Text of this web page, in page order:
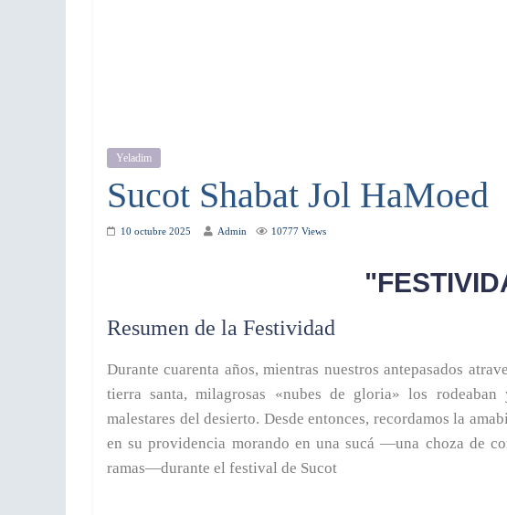
Yeladim
Sucot Shabat Jol HaMoed
10 octubre 2025 Admin 10777 Views
Resumen de la Festividad
Durante cuarenta años, mientras nuestros antepasados
tierra santa, milagrosas «nubes de gloria» los
malestares del desierto. Desde entonces, recordamos la
en su providencia morando en una sucá —una choza de
ramas—durante el festival de Sucot